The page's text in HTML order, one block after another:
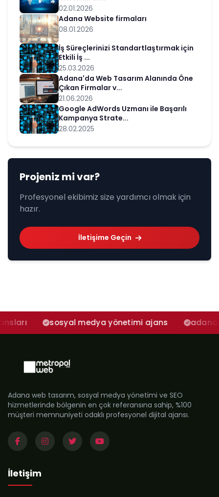
02.01.2026
Adana Website firmaları
08.01.2026
İş Süreçlerinizi Standartlaştırmak için
Etkili İş ...
25.03.2026
Adana'da Web Tasarım Alanında Öne
Çıkan Firmalar v...
21.06.2026
Google AdWords Uzmanı ile Başarılı
Kampanya Strate...
28.02.2025
Projeniz mi var?
Profesyonel ekibimiz size yardımcı olmak için
hazır.
İletişime Geçin
medya yönetimi ajans adana sosyal
Adana web tasarım, sosyal medya yönetimi ve SEO
hizmetlerinde bölgenin en çok referansına sahip, %100
müşteri memnuniyeti odaklı profesyonel dijital ajansı.
İletişim